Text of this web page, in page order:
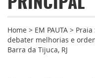
PRINCIPAL
Home > EM PAUTA >
debater melhorias e
Barra da Tijuca, RJ